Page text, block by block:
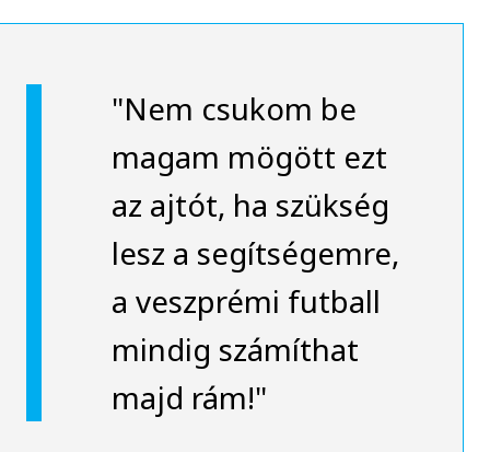
"Nem csukom be
magam mögött ezt
az ajtót, ha szükség
lesz a segítségemre,
a veszprémi futball
mindig számíthat
majd rám!"